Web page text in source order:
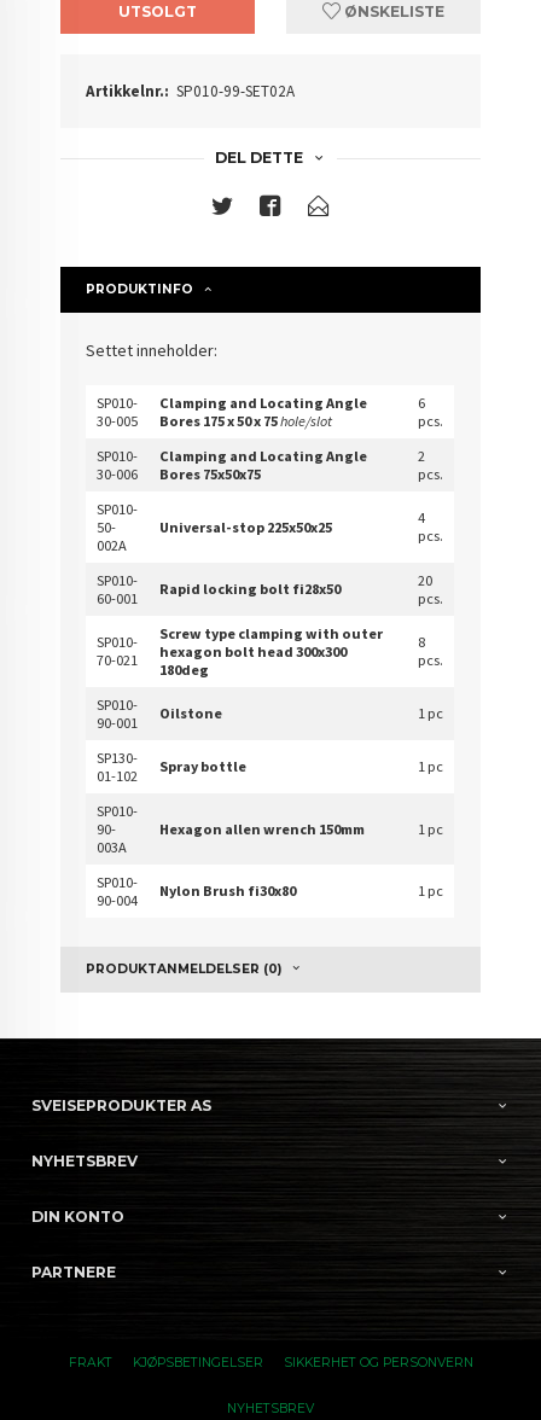
UTSOLGT ØNSKELISTE
Artikkelnr.: SP010-99-SET02A
DEL DETTE
PRODUKTINFO
Settet inneholder:
SP010-
30-005
Clamping and Locating Angle
Bores 175 x 50 x 75hole/slot
6
pcs.
SP010-
30-006
Clamping and Locating Angle
Bores 75x50x75
2
pcs.
SP010-
50-
002A
Universal-stop 225x50x25
4
pcs.
SP010-
60-001
Rapid locking bolt fi28x50
20
pcs.
SP010-
70-021
Screw type clamping with outer
hexagon bolt head 300x300
180deg
8
pcs.
SP010-
90-001
Oilstone 1 pc
SP130-
01-102
Spray bottle 1 pc
SP010-
90-
003A
Hexagon allen wrench 150mm 1 pc
SP010-
90-004
Nylon Brush fi30x80 1 pc
PRODUKTANMELDELSER (0)
SVEISEPRODUKTER AS
NYHETSBREV
DIN KONTO
PARTNERE
FRAKT KJØPSBETINGELSER SIKKERHET OG PERSONVERN
NYHETSBREV